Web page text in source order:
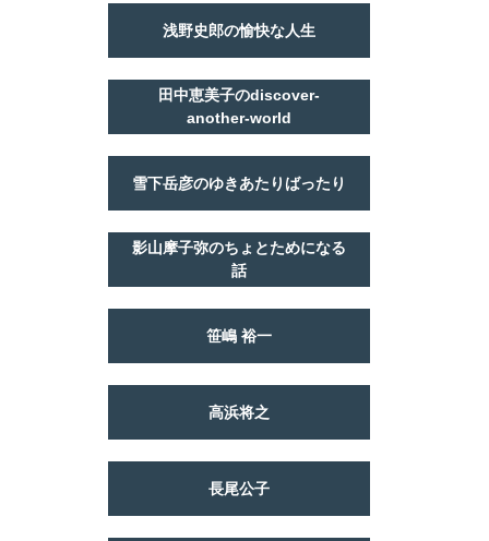
浅野史郎の愉快な人生
田中恵美子のdiscover-
another-world
雪下岳彦のゆきあたりばったり
影山摩子弥のちょとためになる
話
笹嶋 裕一
高浜将之
長尾公子